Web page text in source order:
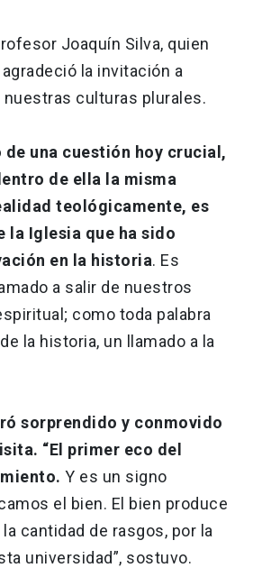
Joaquín Silva, quien
la invitación a
culturas plurales.
una cuestión hoy crucial,
de ella la misma
teológicamente, es
la Iglesia que ha sido
en la historia. Es
a salir de nuestros
como toda palabra
la historia, un llamado a la
sorprendido y conmovido
“El primer eco del
Y es un signo
el bien. El bien produce
cantidad de rasgos, por la
universidad”, sostuvo.